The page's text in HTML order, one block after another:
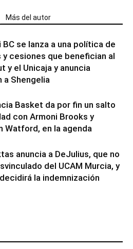
Más del autor
BC se lanza a una política de
y cesiones que benefician al
y el Unicaja y anuncia
a Shengelia
Basket da por fin un salto
con Armoni Brooks y
Watford, en la agenda
anuncia a DeJulius, que no
del UCAM Murcia, y
la indemnización